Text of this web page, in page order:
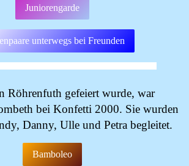
Juniorengarde
unterwegs bei Freunden
Röhrenfuth gefeiert wurde, war
bei Konfetti 2000. Sie wurden
Danny, Ulle und Petra begleitet.
Bamboleo